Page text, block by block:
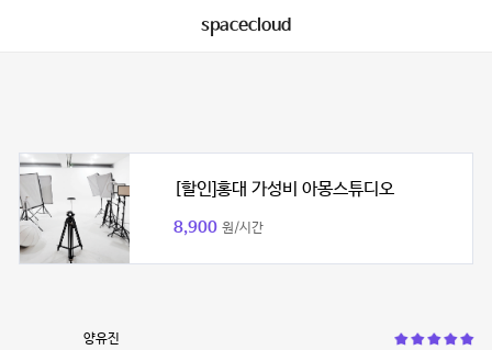
spacecloud
[할인]홍대 가성비 아몽스튜디오
8,900 원/시간
양유진